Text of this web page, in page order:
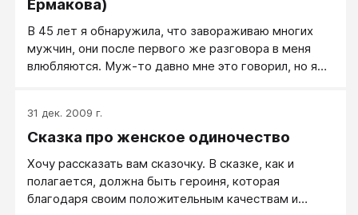
Ермакова)
В 45 лет я обнаружила, что завораживаю многих
мужчин, они после первого же разговора в меня
влюбляются. Муж-то давно мне это говорил, но я
не с целью похвастаться (у меня есть другие
достижения, более мне важные), а с целью помочь
ослепительного в моей внешности нет; всё
обыкновенное. И еще одна оговорка: я анализирую
реакцию мужчин моего возраста и старше. И тех,
31 дек. 2009 г.
Сказка про женское одиночество
Хочу рассказать вам сказочку. В сказке, как и
полагается, должна быть героиня, которая
благодаря своим положительным качествам и